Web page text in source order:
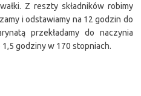
Z reszty składników robimy
i odstawiamy na 12 godzin do
przekładamy do naczynia
godziny w 170 stopniach.